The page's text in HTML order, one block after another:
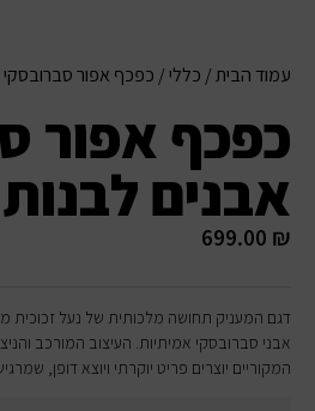
עמוד הבית/ כללי/ כפכף אפור סברובסקי
כפכף אפור
אבנים לבנות
699.00 ₪
דגם המעניק תחושה מלכותית של נעל זכוכית
אבני סברובסקי אמיתיות. העיצוב המורכב
המקוריים יוצרים פריט יוקרתי ויוצא דופן,